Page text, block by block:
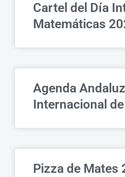
Cartel del Día
Matemáticas
Agenda
Internacional
Pizza de Mates